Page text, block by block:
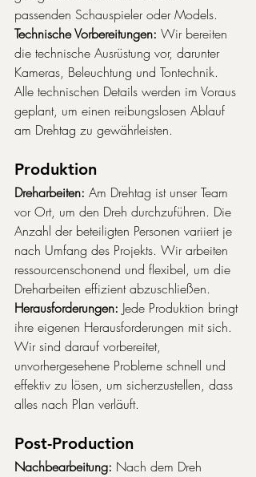
passenden Schauspieler oder Models.
Technische Vorbereitungen: Wir bereiten
die technische Ausrüstung vor, darunter
Kameras, Beleuchtung und Tontechnik.
Alle technischen Details werden im Voraus
geplant, um einen reibungslosen Ablauf
am Drehtag zu gewährleisten.
Produktion
Dreharbeiten: Am Drehtag ist unser Team
vor Ort, um den Dreh durchzuführen. Die
Anzahl der beteiligten Personen variiert je
nach Umfang des Projekts. Wir arbeiten
ressourcenschonend und flexibel, um die
Dreharbeiten effizient abzuschließen.
Herausforderungen: Jede Produktion bringt
ihre eigenen Herausforderungen mit sich.
Wir sind darauf vorbereitet,
unvorhergesehene Probleme schnell und
effektiv zu lösen, um sicherzustellen, dass
alles nach Plan verläuft.
Post-Production
Nachbearbeitung: Nach dem Dreh